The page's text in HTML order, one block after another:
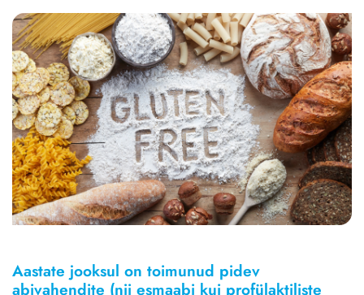
Aastate jooksul on toimunud pidev
abivahendite (nii esmaabi kui profülaktiliste